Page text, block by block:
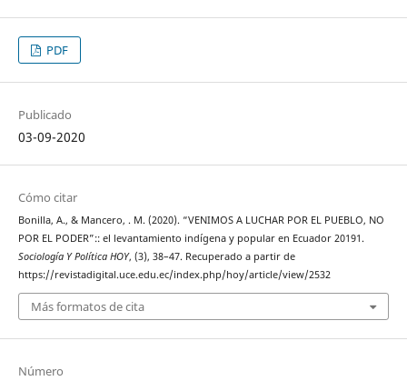
PDF
Publicado
03-09-2020
Cómo citar
Bonilla, A., & Mancero, . M. (2020). “VENIMOS A LUCHAR POR EL PUEBLO, NO
POR EL PODER”:: el levantamiento indígena y popular en Ecuador 20191.
Sociología Y Política HOY, (3), 38–47. Recuperado a partir de
https://revistadigital.uce.edu.ec/index.php/hoy/article/view/2532
Más formatos de cita
Número